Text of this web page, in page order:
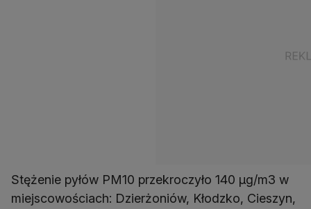
Stężenie pyłów PM10 przekroczyło 140 µg/m3 w
miejscowościach: Dzierżoniów, Kłodzko, Cieszyn,